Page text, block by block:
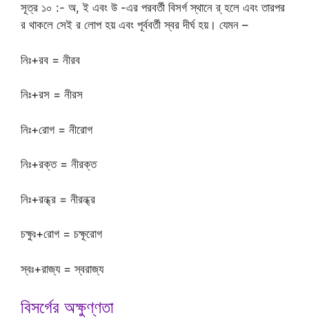
সূত্র ১০ :- অ, ই এবং উ -এর পরবর্তী বিসর্গ স্থানে র্ হলে এবং তারপর
র থাকলে সেই র লোপ হয় এবং পূর্ববর্তী স্বর দীর্ঘ হয়। যেমন –
নিঃ+রব = নীরব
নিঃ+রস = নীরস
নিঃ+রোগ = নীরোগ
নিঃ+রক্ত = নীরক্ত
নিঃ+রন্ধ্র = নীরন্ধ্র
চক্ষুঃ+রোগ = চক্ষূরোগ
স্বঃ+রাজ্য = স্বরাজ্য
বিসর্গের অক্ষুণ্ণতা